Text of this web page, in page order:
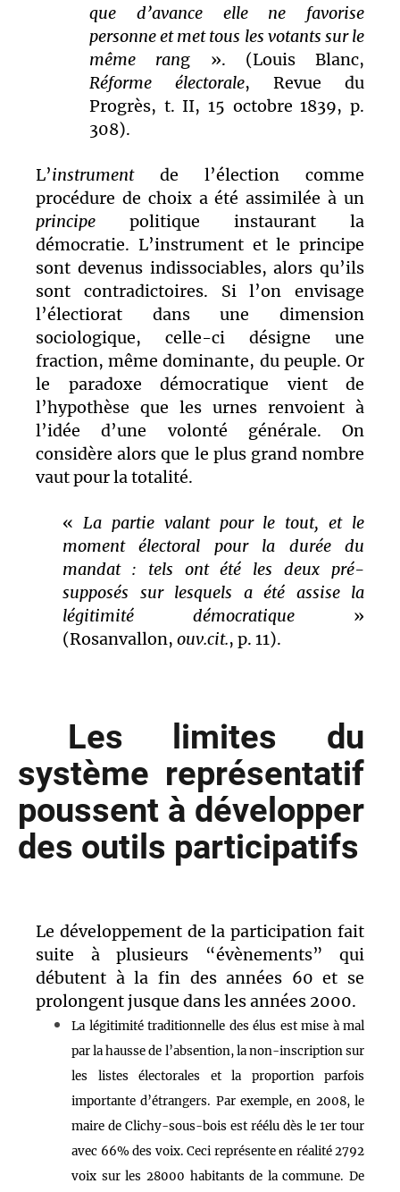
que d’avance elle ne favorise
personne et met tous les votants sur le
même rang ». (Louis Blanc,
Réforme électorale, Revue du
Progrès, t. II, 15 octobre 1839, p.
308).
L’instrument de l’élection comme
procédure de choix a été assimilée à un
principe politique instaurant la
démocratie. L’instrument et le principe
sont devenus indissociables, alors qu’ils
sont contradictoires. Si l’on envisage
l’électiorat dans une dimension
sociologique, celle-ci désigne une
fraction, même dominante, du peuple. Or
le paradoxe démocratique vient de
l’hypothèse que les urnes renvoient à
l’idée d’une volonté générale. On
considère alors que le plus grand nombre
vaut pour la totalité.
« La partie valant pour le tout, et le
moment électoral pour la durée du
mandat : tels ont été les deux pré-
supposés sur lesquels a été assise la
légitimité démocratique »
(Rosanvallon, ouv.cit., p. 11).
Les limites du
système représentatif
poussent à développer
des outils participatifs
Le développement de la participation fait
suite à plusieurs “évènements” qui
débutent à la fin des années 60 et se
prolongent jusque dans les années 2000.
La légitimité traditionnelle des élus est mise à mal
par la hausse de l’absention, la non-inscription sur
les listes électorales et la proportion parfois
importante d’étrangers. Par exemple, en 2008, le
maire de Clichy-sous-bois est réélu dès le 1er tour
avec 66% des voix. Ceci représente en réalité 2792
voix sur les 28000 habitants de la commune. De